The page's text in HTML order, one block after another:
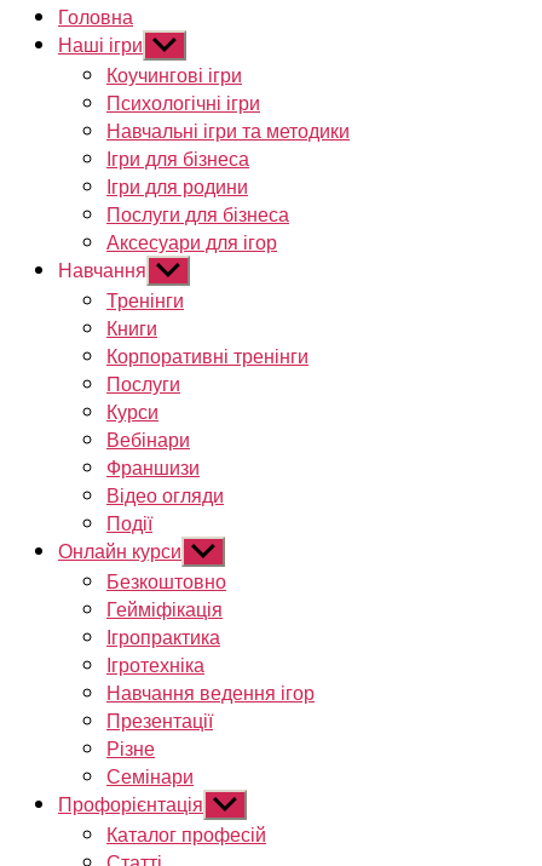
Головна
Наші ігри Показати
підменю
Коучингові ігри
Психологічні ігри
Навчальні ігри та методики
Ігри для бізнеса
Ігри для родини
Послуги для бізнеса
Аксесуари для ігор
Навчання Показати
підменю
Тренінги
Книги
Корпоративні тренінги
Послуги
Курси
Вебінари
Франшизи
Відео огляди
Події
Онлайн курси Показати
підменю
Безкоштовно
Гейміфікація
Ігропрактика
Ігротехніка
Навчання ведення ігор
Презентації
Різне
Семінари
Профорієнтація Показати
підменю
Каталог професій